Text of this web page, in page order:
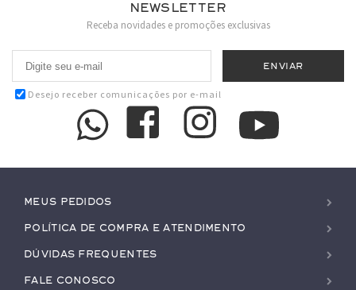
Newsletter
Receba novidades e promoções exclusivas
Desejo receber comunicações por e-mail
Meus pedidos
Política de Compra e Atendimento
Dúvidas Frequentes
Fale conosco